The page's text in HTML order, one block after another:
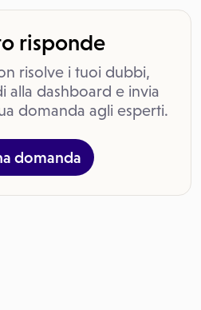
risponde
risolve i tuoi dubbi,
alla dashboard e invia
domanda agli esperti.
domanda